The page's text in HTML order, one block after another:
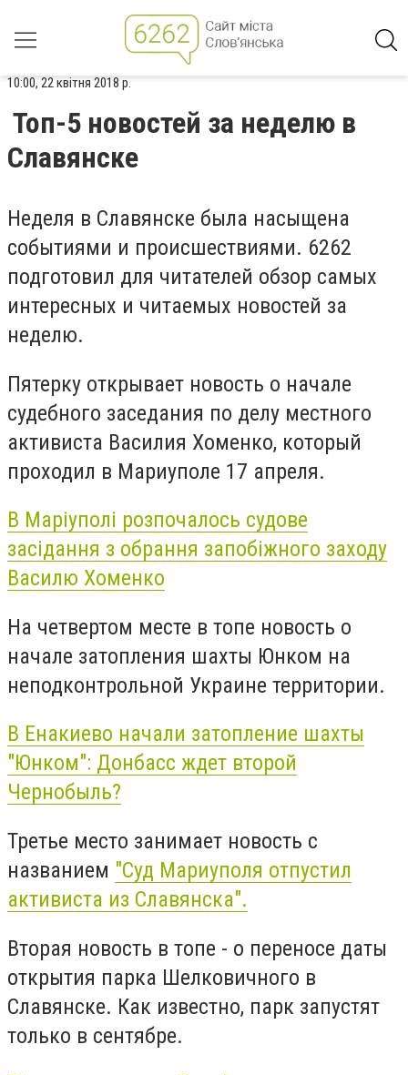
10:00, 22 квітня 2018 р.
Топ-5 новостей за неделю в
Славянске
Неделя в Славянске была насыщена
событиями и происшествиями. 6262
подготовил для читателей обзор самых
интересных и читаемых новостей за
неделю.
Пятерку открывает новость о начале
судебного заседания по делу местного
активиста Василия Хоменко, который
проходил в Мариуполе 17 апреля.
В Маріуполі розпочалось судове
засідання з обрання запобіжного заходу
Василю Хоменко
На четвертом месте в топе новость о
начале затопления шахты Юнком на
неподконтрольной Украине территории.
В Енакиево начали затопление шахты
"Юнком": Донбасс ждет второй
Чернобыль?
Третье место занимает новость с
названием "Суд Мариуполя отпустил
активиста из Славянска".
Вторая новость в топе - о переносе даты
открытия парка Шелковичного в
Славянске. Как известно, парк запустят
только в сентябре.